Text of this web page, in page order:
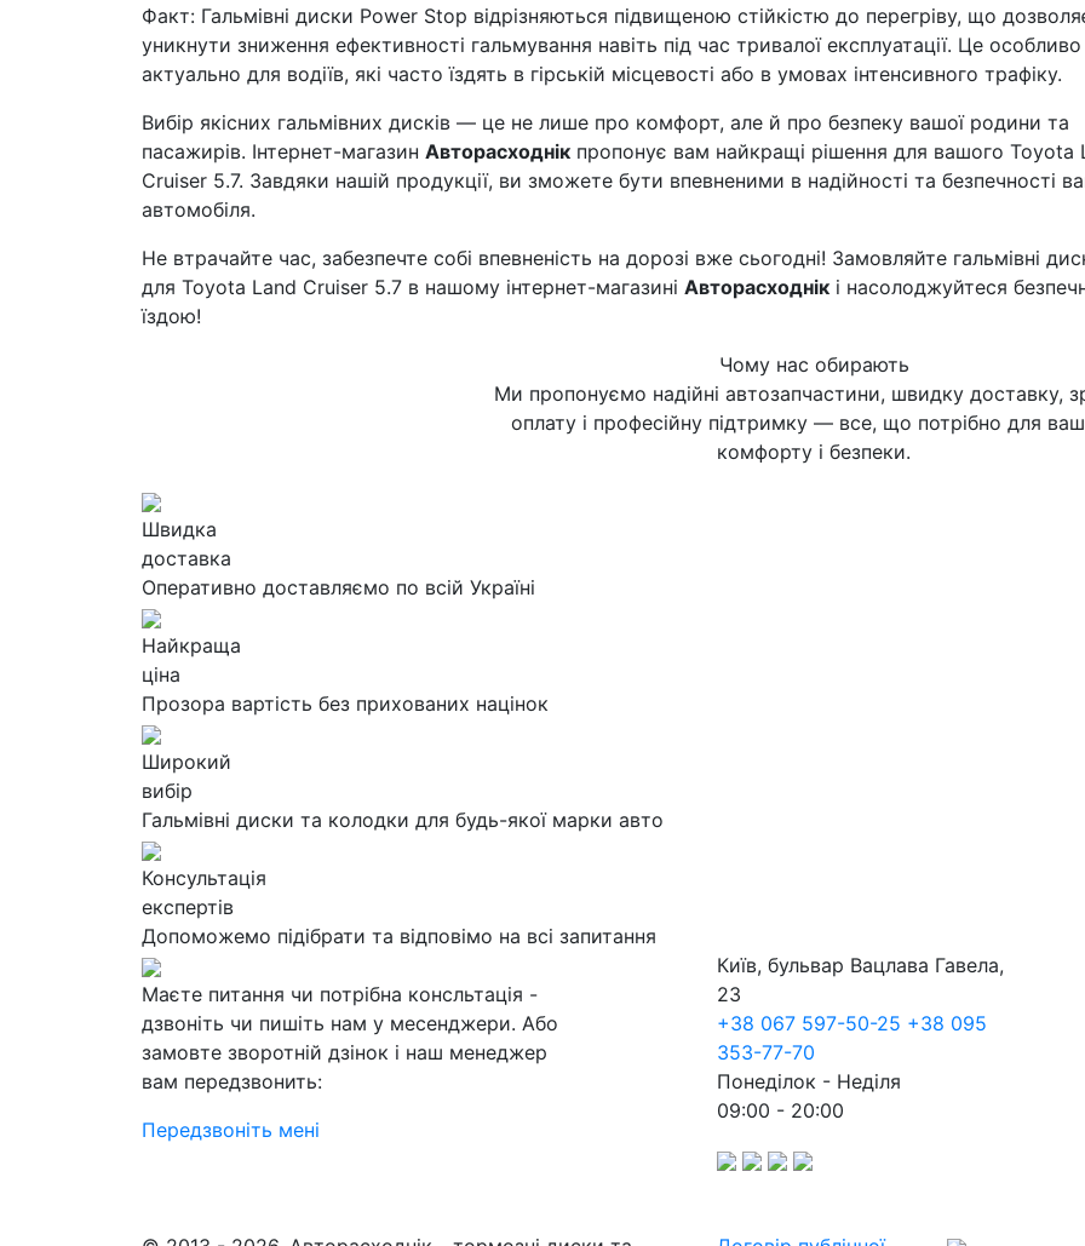
Факт: Гальмівні диски Power Stop відрізняються підвищеною стійкістю до перегріву, що
уникнути зниження ефективності гальмування навіть під час тривалої експлуатації. Це особливо
актуально для водіїв, які часто їздять в гірській місцевості або в умовах інтенсивного трафіку.
Вибір якісних гальмівних дисків — це не лише про комфорт, але й про безпеку вашої родини та
пасажирів. Інтернет-магазин Авторасходнік пропонує вам найкращі рішення для вашого Toyota
Cruiser 5.7. Завдяки нашій продукції, ви зможете бути впевненими в надійності та безпечності
автомобіля.
Не втрачайте час, забезпечте собі впевненість на дорозі вже сьогодні! Замовляйте гальмівні
для Toyota Land Cruiser 5.7 в нашому інтернет-магазині Авторасходнік і насолоджуйтеся
їздою!
Чому нас обирають
Ми пропонуємо надійні автозапчастини, швидку доставку,
оплату і професійну підтримку — все, що потрібно для
комфорту і безпеки.
Швидка
доставка
Оперативно доставляємо по всій Україні
Найкраща
ціна
Прозора вартість без прихованих націнок
Широкий
вибір
Гальмівні диски та колодки для будь-якої марки авто
Консультація
експертів
Допоможемо підібрати та відповімо на всі запитання
Маєте питання чи потрібна консльтація -
дзвоніть чи пишіть нам у месенджери. Або
замовте зворотній дзінок і наш менеджер
вам передзвонить:
Передзвоніть мені
Київ, бульвар Вацлава Гавела,
23
+38 067 597-50-25 +38 095
353-77-70
Понеділок - Неділя
09:00 - 20:00